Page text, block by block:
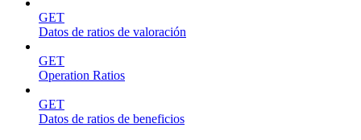
GET
Datos de ratios de valoración
GET
Operation Ratios
GET
Datos de ratios de beneficios